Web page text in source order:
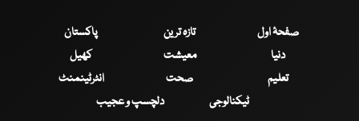
صفحۂ اول تازہ ترین
پاکستان
دنیا
معیشت
کھیل
تعلیم
صحت
انٹرٹینمنٹ
ٹیکنالوجی
دلچسپ و عجیب